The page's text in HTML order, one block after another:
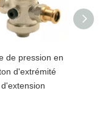
de pression en
d'extrémité
d'extension